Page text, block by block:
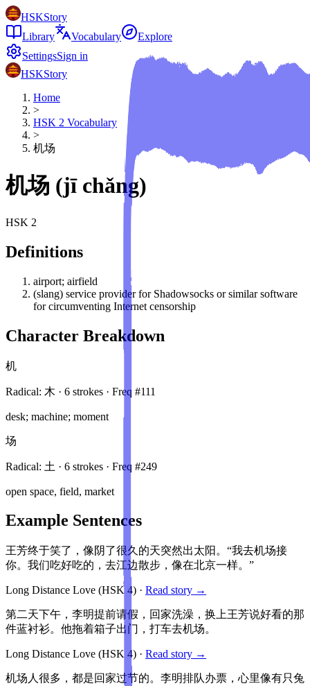
HSKStory
Library
Vocabulary
Explore
SettingsSign in
HSKStory
Home
>
HSK 2 Vocabulary
>
机场
机场 (jī chǎng)
HSK 2
Definitions
airport; airfield
(slang) service provider for Shadowsocks or similar software
for circumventing Internet censorship
Character Breakdown
机
Radical: 木 · 6 strokes · Freq #111
desk; machine; moment
场
Radical: 土 · 6 strokes · Freq #249
open space, field, market
Example Sentences
王芳终于笑了，像阴了很久的天突然出太阳。“我去机场接
你。我们吃好吃的，去江边散步，像在北京一样。”
Long Distance Love (HSK 4) · Read story →
第二天下午，李明提前请假，回家洗澡，换上王芳说好看的那
件蓝衬衫。他拖着箱子出门，打车去机场。
Long Distance Love (HSK 4) · Read story →
机场人很多，都是回家过节的。李明排队办票，心里像有只兔